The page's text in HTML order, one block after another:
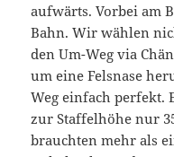
aufwärts. Vorbei am
Bahn. Wir wählen
den Um-Weg via
um eine Felsnase
Weg einfach perfekt.
zur Staffelhöhe nur
brauchten mehr als